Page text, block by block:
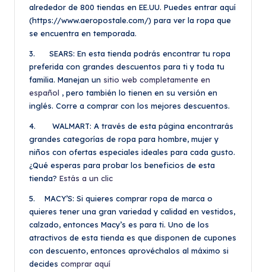
alrededor de 800 tiendas en EE.UU. Puedes entrar aquí
(https://www.aeropostale.com/) para ver la ropa que
se encuentra en temporada.
3. SEARS: En esta tienda podrás encontrar tu ropa
preferida con grandes descuentos para ti y toda tu
familia. Manejan un sitio web completamente en
español , pero también lo tienen en su versión en
inglés. Corre a comprar con los mejores descuentos.
4. WALMART: A través de esta página encontrarás
grandes categorías de ropa para hombre, mujer y
niños con ofertas especiales ideales para cada gusto.
¿Qué esperas para probar los beneficios de esta
tienda? Estás a un clic
5. MACY’S: Si quieres comprar ropa de marca o
quieres tener una gran variedad y calidad en vestidos,
calzado, entonces Macy’s es para ti. Uno de los
atractivos de esta tienda es que disponen de cupones
con descuento, entonces aprovéchalos al máximo si
decides comprar aquí